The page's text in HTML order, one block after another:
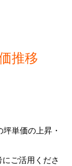
推移
単価の上昇・
ご活用くださ